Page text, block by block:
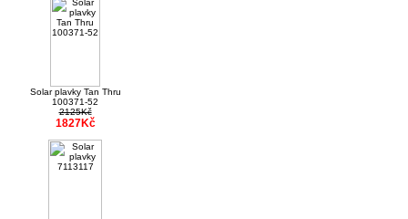
Solar plavky Tan Thru
100371-52
2125Kč
1827Kč